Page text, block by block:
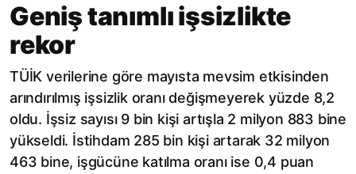
Geniş tanımlı işsizlikte
rekor
TÜİK verilerine göre mayısta mevsim etkisinden
arındırılmış işsizlik oranı değişmeyerek yüzde 8,2
oldu. İşsiz sayısı 9 bin kişi artışla 2 milyon 883 bine
yükseldi. İstihdam 285 bin kişi artarak 32 milyon
463 bine, işgücüne katılma oranı ise 0,4 puan